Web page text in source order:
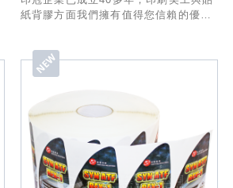
紙背膠方面我們擁有值得您信賴的優秀
務，希望有幸能和貴公司合作!